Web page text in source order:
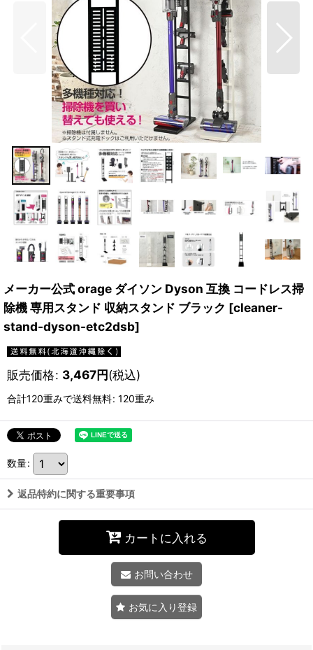
メーカー公式 orage ダイソン Dyson 互換 コードレス掃
除機 専用スタンド 収納スタンド ブラック [cleaner-
stand-dyson-etc2dsb]
販売価格: 3,467円(税込)
合計120重みで送料無料: 120重み
数量:
返品特約に関する重要事項
カートに入れる
お問い合わせ
お気に入り登録